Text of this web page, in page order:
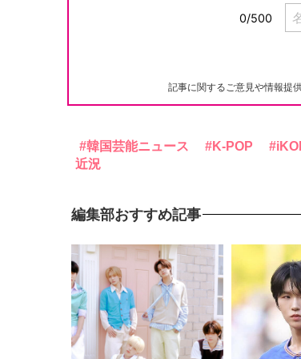
記事に関するご意見や情報提
韓国芸能ニュース K-POP
近況
編集部おすすめ記事